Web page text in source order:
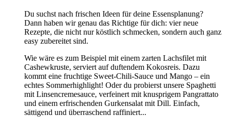
Du suchst nach frischen Ideen für deine Essensplanung?
Dann haben wir genau das Richtige für dich: vier neue
Rezepte, die nicht nur köstlich schmecken, sondern auch ganz
easy zubereitet sind.
Wie wäre es zum Beispiel mit einem zarten Lachsfilet mit
Cashewkruste, serviert auf duftendem Kokosreis. Dazu
kommt eine fruchtige Sweet-Chili-Sauce und Mango – ein
echtes Sommerhighlight! Oder du probierst unsere Spaghetti
mit Linsencremesauce, verfeinert mit knusprigem Pangrattato
und einem erfrischenden Gurkensalat mit Dill. Einfach,
sättigend und überraschend raffiniert...